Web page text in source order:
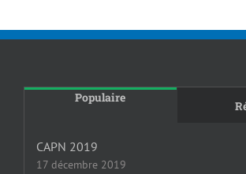
Populaire
CAPN 2019
17 décembre 2019